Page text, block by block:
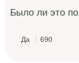
Было ли это
Да 690